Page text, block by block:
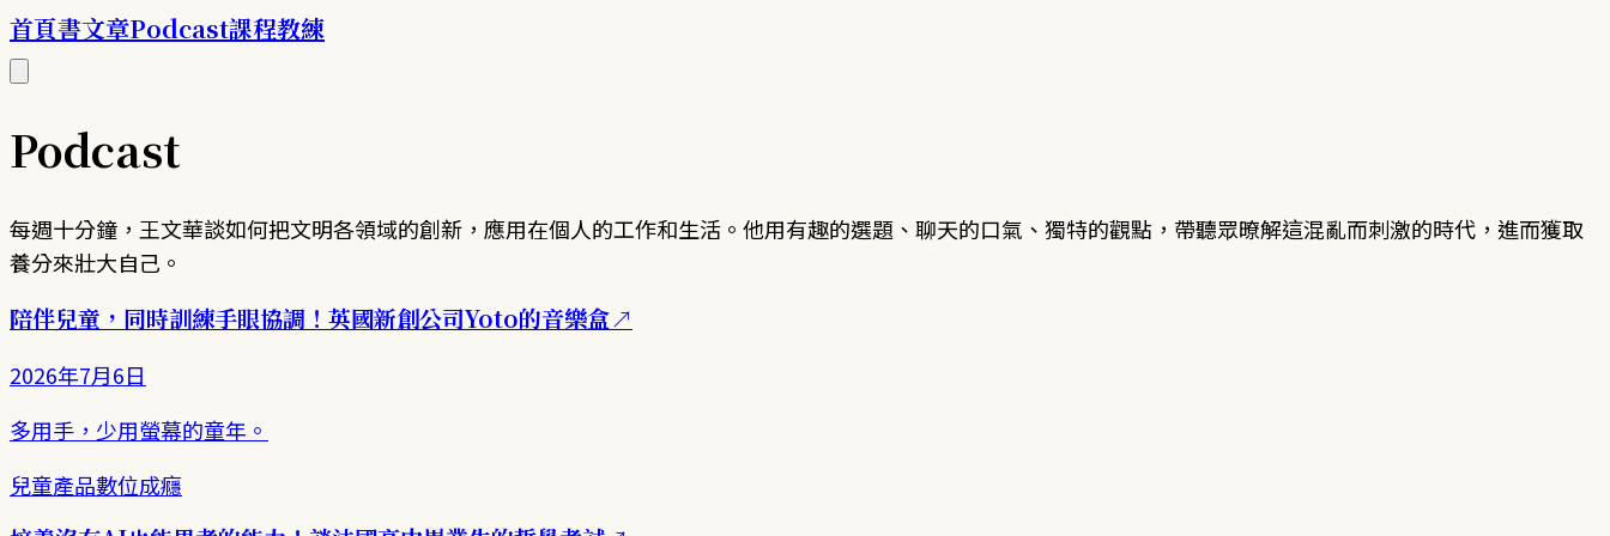
首頁書文章Podcast課程教練
Podcast
每週十分鐘，王文華談如何把文明各領域的創新，應用在個人的工作和生活。他用有趣的選題、聊天的口氣、獨特的觀點，帶聽眾暸解這混亂而刺激的時代，進而獲取
養分來壯大自己。
陪伴兒童，同時訓練手眼協調！英國新創公司Yoto的音樂盒↗
2026年7月6日
多用手，少用螢幕的童年。
兒童產品數位成癮